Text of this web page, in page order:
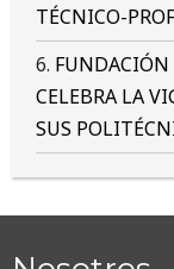
TÉCNICO-
CELEBRA LA
SUS